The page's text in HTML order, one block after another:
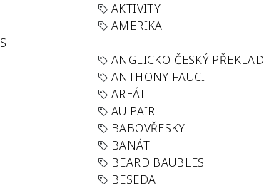
AKTIVITY
AMERIKA
ANGLICKO-ČESKÝ PŘEKLAD
ANTHONY FAUCI
AREÁL
AU PAIR
BABOVŘESKY
BANÁT
BEARD BAUBLES
BESEDA